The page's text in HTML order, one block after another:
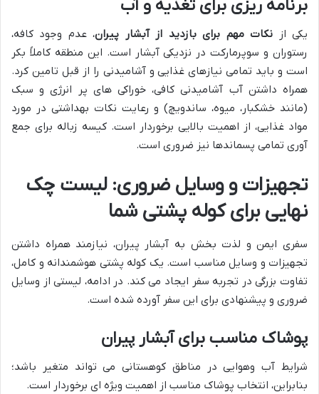
برنامه ریزی برای تغذیه و آب
یکی از نکات مهم برای بازدید از آبشار پیران، عدم وجود کافه،
رستوران و سوپرمارکت در نزدیکی آبشار است. این منطقه کاملاً بکر
است و باید تمامی نیازهای غذایی و آشامیدنی را از قبل تامین کرد.
همراه داشتن آب آشامیدنی کافی، خوراکی های پر انرژی و سبک
(مانند خشکبار، میوه، ساندویچ) و رعایت نکات بهداشتی در مورد
مواد غذایی، از اهمیت بالایی برخوردار است. کیسه زباله برای جمع
آوری تمامی پسماندها نیز ضروری است.
تجهیزات و وسایل ضروری: لیست چک
نهایی برای کوله پشتی شما
سفری ایمن و لذت بخش به آبشار پیران، نیازمند همراه داشتن
تجهیزات و وسایل مناسب است. یک کوله پشتی هوشمندانه و کامل،
تفاوت بزرگی در تجربه سفر ایجاد می کند. در ادامه، لیستی از وسایل
ضروری و پیشنهادی برای این سفر آورده شده است.
پوشاک مناسب برای آبشار پیران
شرایط آب وهوایی در مناطق کوهستانی می تواند متغیر باشد؛
بنابراین، انتخاب پوشاک مناسب از اهمیت ویژه ای برخوردار است.